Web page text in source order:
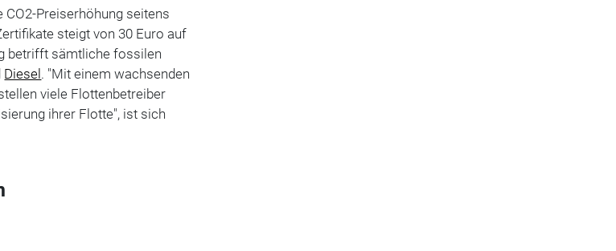
Preiserhöhung seitens
steigt von 30 Euro auf
betrifft sämtliche fossilen
Diesel . "Mit einem wachsenden
viele Flottenbetreiber
ihrer Flotte", ist sich